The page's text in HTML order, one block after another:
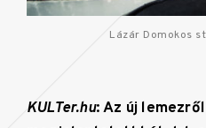
Lázár Domokos
KULTer.hu: Az új